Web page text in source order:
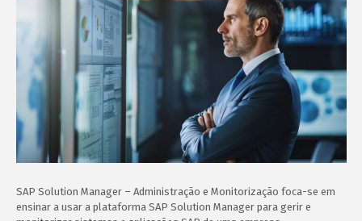
SAP Solution Manager – Administração e Monitorização foca-se em
ensinar a usar a plataforma SAP Solution Manager para gerir e